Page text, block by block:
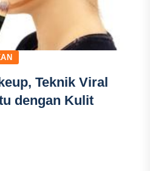
Teknik Viral
dengan Kulit